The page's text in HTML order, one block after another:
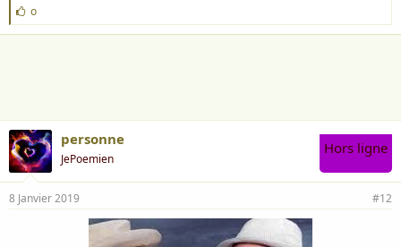
J
'
a
o
personne
JePoemien
Hors ligne
8 Janvier 2019 #12